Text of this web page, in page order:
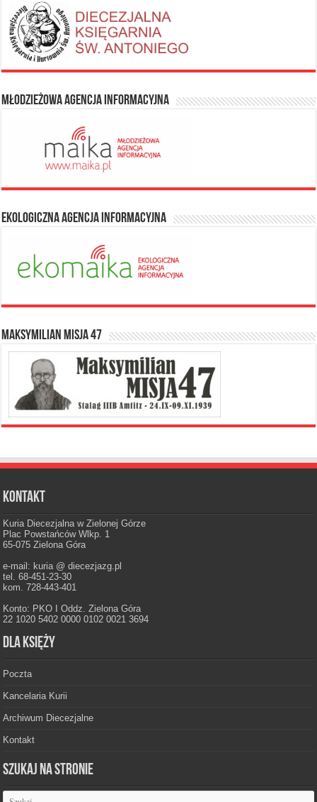
Młodzieżowa Agencja Informacyjna
Ekologiczna Agencja Informacyjna
Maksymilian Misja 47
Kontakt
Kuria Diecezjalna w Zielonej Górze
Plac Powstańców Wlkp. 1
65-075 Zielona Góra
e-mail: kuria @ diecezjazg.pl
tel. 68-451-23-30
kom. 728-443-401
Konto: PKO I Oddz. Zielona Góra
22 1020 5402 0000 0102 0021 3694
Dla księży
Poczta
Kancelaria Kurii
Archiwum Diecezjalne
Kontakt
Szukaj na stronie